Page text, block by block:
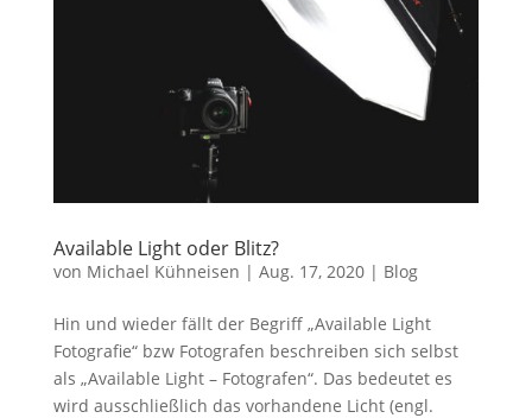
Available Light oder Blitz?
von Michael Kühneisen | Aug. 17, 2020| Blog
Hin und wieder fällt der Begriff „Available Light
Fotografie“ bzw Fotografen beschreiben sich selbst
als „Available Light – Fotografen“. Das bedeutet es
wird ausschließlich das vorhandene Licht (engl.